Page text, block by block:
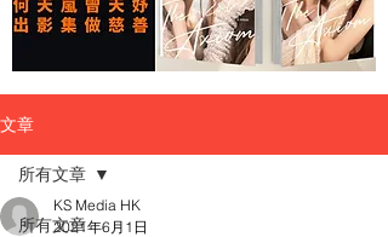
文章
所有文章
所有文章
KS Media HK
2021年6月1日